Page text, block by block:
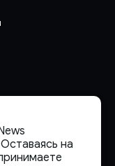
в
связи,
коммуникаций
на